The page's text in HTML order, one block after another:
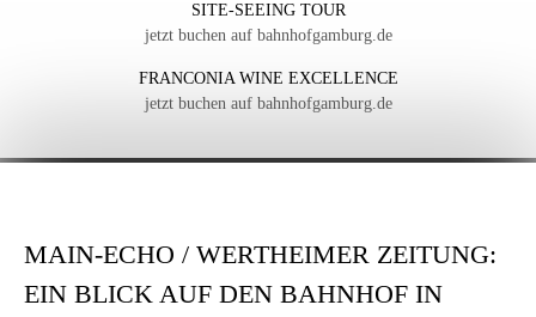
SITE-SEEING TOUR
jetzt buchen auf bahnhofgamburg.de
FRANCONIA WINE EXCELLENCE
jetzt buchen auf bahnhofgamburg.de
MAIN-ECHO / WERTHEIMER ZEITUNG:
EIN BLICK AUF DEN BAHNHOF IN